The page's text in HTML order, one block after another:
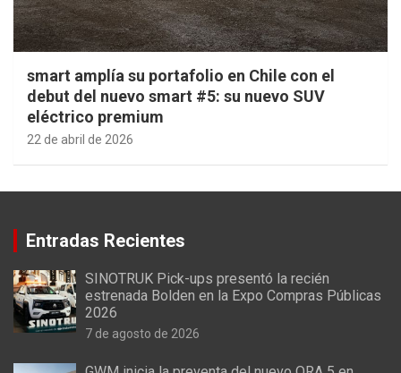
smart amplía su portafolio en Chile con el
debut del nuevo smart #5: su nuevo SUV
eléctrico premium
22 de abril de 2026
Entradas Recientes
SINOTRUK Pick-ups presentó la recién
estrenada Bolden en la Expo Compras Públicas
2026
7 de agosto de 2026